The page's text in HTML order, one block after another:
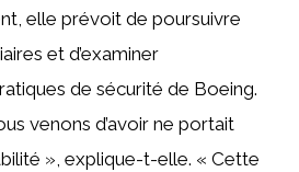
elle prévoit de poursuivre
et d’examiner
de sécurité de Boeing.
venons d’avoir ne portait
», explique-t-elle. « Cette